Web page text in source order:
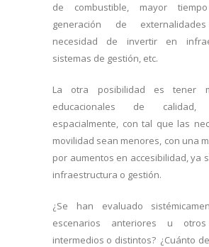
de combustible, mayor
generación de
necesidad de invertir en
sistemas de gestión, etc.
La otra posibilidad es tener
educacionales de calidad,
espacialmente, con tal que las
movilidad sean menores, con una
por aumentos en accesibilidad, ya
infraestructura o gestión.
¿Se han evaluado
escenarios anteriores u otros
intermedios o distintos? ¿Cuánto